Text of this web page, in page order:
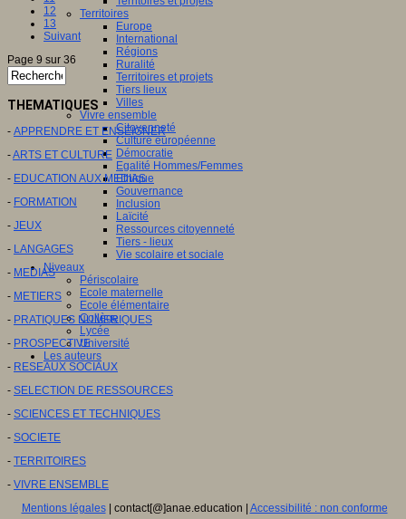
Territoires
Europe
International
Régions
Ruralité
Territoires et projets
Tiers lieux
Villes
Vivre ensemble
Citoyenneté
Culture européenne
Démocratie
Egalité Hommes/Femmes
Ethique
Gouvernance
Inclusion
Laïcité
Ressources citoyenneté
Tiers - lieux
Vie scolaire et sociale
Niveaux
Périscolaire
Ecole maternelle
Ecole élémentaire
Collège
Lycée
Université
Les auteurs
12
13
Suivant
Page 9 sur 36
THEMATIQUES
- APPRENDRE ET ENSEIGNER
-ARTS ET CULTURE
- EDUCATION AUX MEDIAS
- FORMATION
- JEUX
- LANGAGES
- MEDIAS
- METIERS
- PRATIQUES NUMERIQUES
- PROSPECTIVE
- RESEAUX SOCIAUX
- SELECTION DE RESSOURCES
- SCIENCES ET TECHNIQUES
- SOCIETE
- TERRITOIRES
- VIVRE ENSEMBLE
Mentions légales| contact[@]anae.education | Accessibilité : non conforme